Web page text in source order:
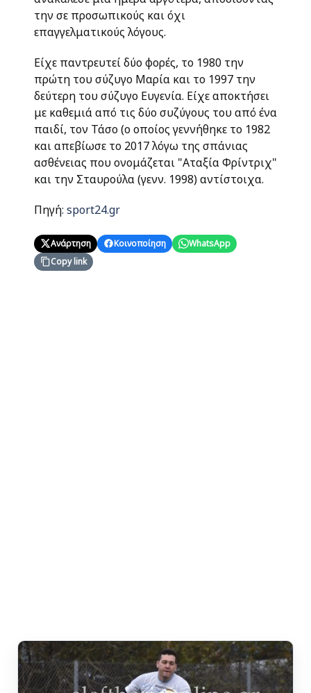
την σε προσωπικούς και όχι
επαγγελματικούς λόγους.
Είχε παντρευτεί δύο φορές, το 1980 την
πρώτη του σύζυγο Μαρία και το 1997 την
δεύτερη του σύζυγο Ευγενία. Είχε αποκτήσει
με καθεμιά από τις δύο συζύγους του από ένα
παιδί, τον Τάσο (ο οποίος γεννήθηκε το 1982
και απεβίωσε το 2017 λόγω της σπάνιας
ασθένειας που ονομάζεται "Αταξία Φρίντριχ"
και την Σταυρούλα (γενν. 1998) αντίστοιχα.
Πηγή: sport24.gr
Ανάρτηση Κοινοποίηση
WhatsApp
Copy link